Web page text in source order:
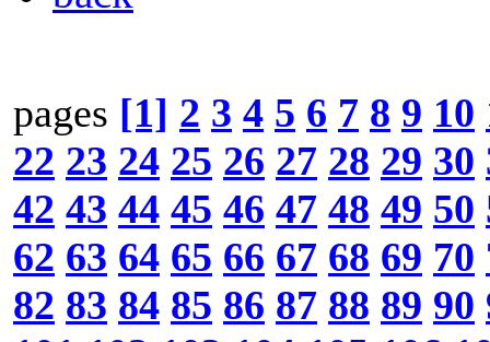
pages [1] 2 3 4 5 6 7 8 9 10
22 23 24 25 26 27 28 29 30
42 43 44 45 46 47 48 49 50
62 63 64 65 66 67 68 69 70
82 83 84 85 86 87 88 89 90